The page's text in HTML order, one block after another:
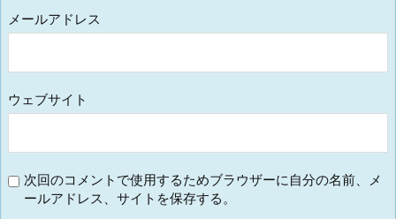
メールアドレス
ウェブサイト
次回のコメントで使用するためブラウザーに自分の名前、メ
ールアドレス、サイトを保存する。